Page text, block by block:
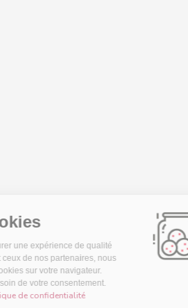
Les Cookies
Pour vous assurer une expérience de qualité
sur notre site et ceux de nos partenaires, nous
stockons des cookies sur votre navigateur.
Nous avons besoin de votre consentement.
Lire notre politique de confidentialité